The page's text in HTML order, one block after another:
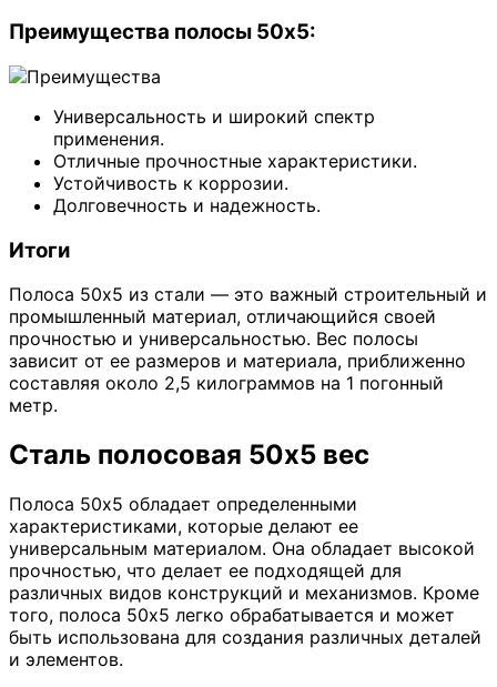
Преимущества полосы 50х5:
Универсальность и широкий спектр
применения.
Отличные прочностные характеристики.
Устойчивость к коррозии.
Долговечность и надежность.
Итоги
Полоса 50х5 из стали — это важный строительный и
промышленный материал, отличающийся своей
прочностью и универсальностью. Вес полосы
зависит от ее размеров и материала, приближенно
составляя около 2,5 килограммов на 1 погонный
метр.
Сталь полосовая 50х5 вес
Полоса 50х5 обладает определенными
характеристиками, которые делают ее
универсальным материалом. Она обладает высокой
прочностью, что делает ее подходящей для
различных видов конструкций и механизмов. Кроме
того, полоса 50х5 легко обрабатывается и может
быть использована для создания различных деталей
и элементов.